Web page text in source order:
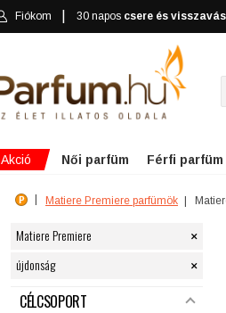
Fiókom 30 napos csere és
Akció Női parfüm Férfi parfüm
Matiere Premiere parfümök
Matiere Premiere ×
újdonság ×
SZŰRÉS
CÉLCSOPORT